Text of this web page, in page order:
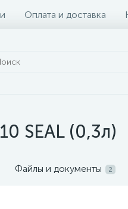
Оплата и доставка
SEAL (0,3л)
Файлы и документы 2